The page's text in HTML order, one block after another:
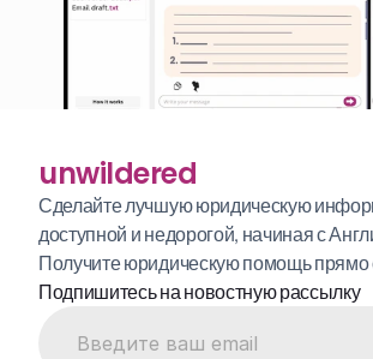
unwildered
Сделайте лучшую юридическую
доступной и недорогой, начиная с
Получите юридическую помощь прямо
Подпишитесь на новостную рассылку